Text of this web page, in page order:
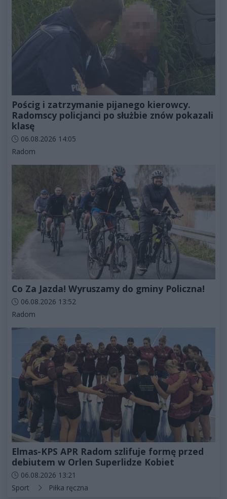
Pościg i zatrzymanie pijanego kierowcy.
Radomscy policjanci po służbie znów pokazali
klasę
Data dodania artykułu:
06.08.2026 14:05
Kategorie artykułu:
Radom
Co Za Jazda! Wyruszamy do gminy Policzna!
Data dodania artykułu:
06.08.2026 13:52
Kategorie artykułu:
Radom
Elmas-KPS APR Radom szlifuje formę przed
debiutem w Orlen Superlidze Kobiet
Data dodania artykułu:
06.08.2026 13:21
Kategorie artykułu:
Sport Piłka ręczna